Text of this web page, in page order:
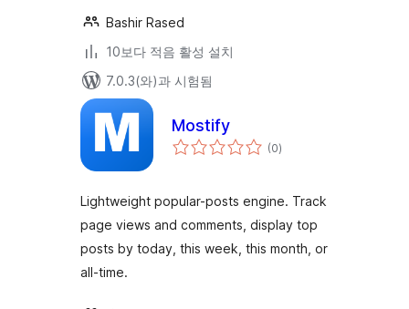
Bashir Rased
10보다 적음 활성 설치
7.0.3(와)과 시험됨
Mostify
(0전
체)
Lightweight popular-posts engine. Track
page views and comments, display top
posts by today, this week, this month, or
all-time.